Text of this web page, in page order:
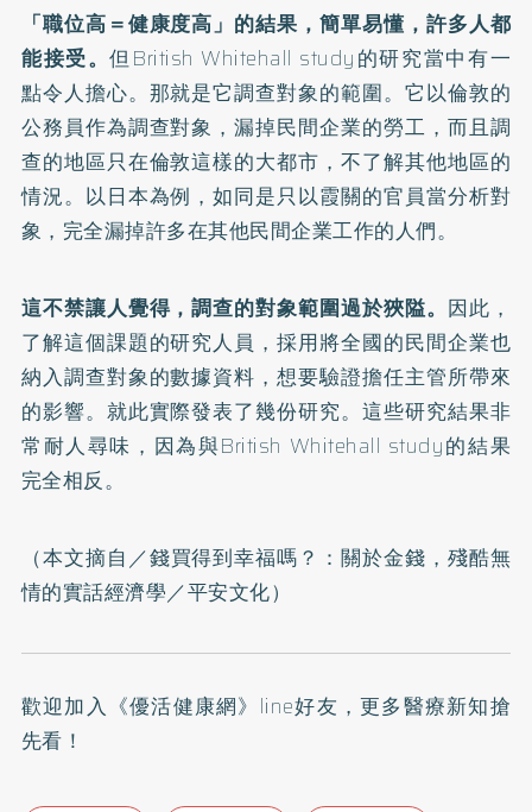
「職位高＝健康度高」的結果，簡單易懂，許多人都
能接受。但British Whitehall study的研究當中有一
點令人擔心。那就是它調查對象的範圍。它以倫敦的
公務員作為調查對象，漏掉民間企業的勞工，而且調
查的地區只在倫敦這樣的大都市，不了解其他地區的
情況。以日本為例，如同是只以霞關的官員當分析對
象，完全漏掉許多在其他民間企業工作的人們。
這不禁讓人覺得，調查的對象範圍過於狹隘。 因此，
了解這個課題的研究人員，採用將全國的民間企業也
納入調查對象的數據資料，想要驗證擔任主管所帶來
的影響。就此實際發表了幾份研究。這些研究結果非
常耐人尋味，因為與British Whitehall study的結果
完全相反。
（本文摘自／錢買得到幸福嗎？：關於金錢，殘酷無
情的實話經濟學／平安文化）
歡迎加入 《優活健康網》line好友 ，更多醫療新知搶
先看！